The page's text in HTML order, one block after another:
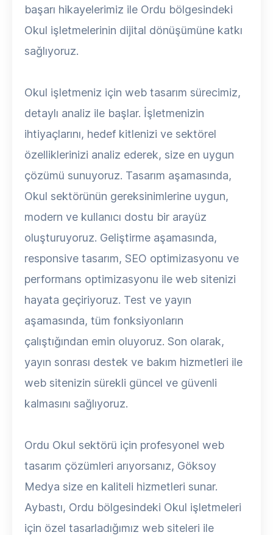
başarı hikayelerimiz ile Ordu bölgesindeki
Okul işletmelerinin dijital dönüşümüne katkı
sağlıyoruz.
Okul işletmeniz için web tasarım sürecimiz,
detaylı analiz ile başlar. İşletmenizin
ihtiyaçlarını, hedef kitlenizi ve sektörel
özelliklerinizi analiz ederek, size en uygun
çözümü sunuyoruz. Tasarım aşamasında,
Okul sektörünün gereksinimlerine uygun,
modern ve kullanıcı dostu bir arayüz
oluşturuyoruz. Geliştirme aşamasında,
responsive tasarım, SEO optimizasyonu ve
performans optimizasyonu ile web sitenizi
hayata geçiriyoruz. Test ve yayın
aşamasında, tüm fonksiyonların
çalıştığından emin oluyoruz. Son olarak,
yayın sonrası destek ve bakım hizmetleri ile
web sitenizin sürekli güncel ve güvenli
kalmasını sağlıyoruz.
Ordu Okul sektörü için profesyonel web
tasarım çözümleri arıyorsanız, Göksoy
Medya size en kaliteli hizmetleri sunar.
Aybastı, Ordu bölgesindeki Okul işletmeleri
için özel tasarladığımız web siteleri ile